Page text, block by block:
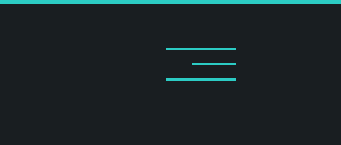
FERMER